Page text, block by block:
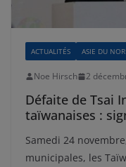
ACTUALITÉS ASIE DU
Noe Hirsch 2
Défaite de Tsai
taïwanaises :
Samedi 24
municipales, les